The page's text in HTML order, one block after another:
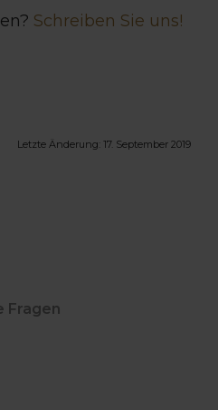
Schreiben Sie uns!
Letzte Änderung: 17. September 2019
Fragen